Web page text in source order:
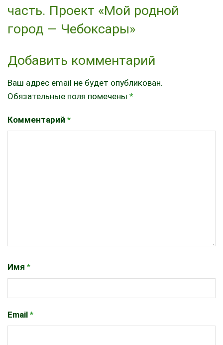
часть. Проект «Мой родной
город — Чебоксары»
Добавить комментарий
Ваш адрес email не будет опубликован.
Обязательные поля помечены *
Комментарий *
Имя *
Email *